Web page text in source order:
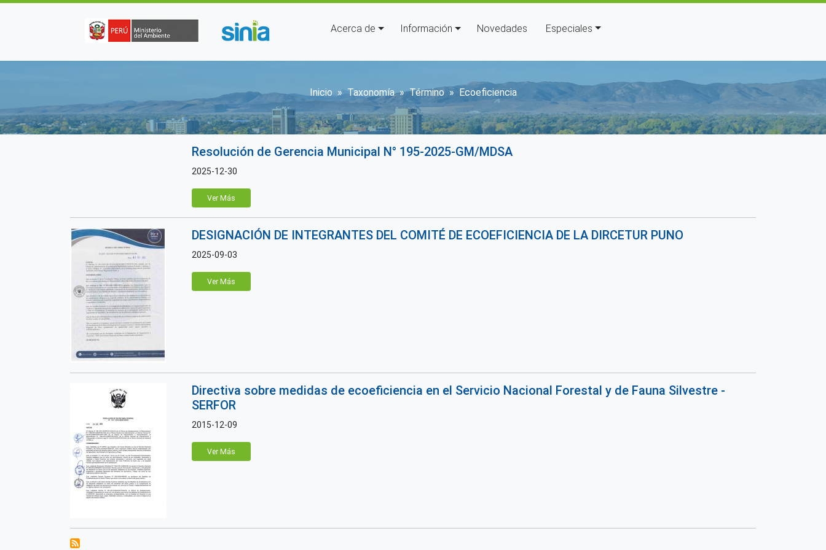
Navegación principal
Acerca de Información Novedades Especiales
Sobrescribir enlaces de ayuda a la navegación
Inicio Taxonomía Término Ecoeficiencia
Resolución de Gerencia Municipal N° 195-2025-GM/MDSA
2025-12-30
Ver Más
DESIGNACIÓN DE INTEGRANTES DEL COMITÉ DE ECOEFICIENCIA DE LA DIRCETUR PUNO
2025-09-03
Ver Más
Directiva sobre medidas de ecoeficiencia en el Servicio Nacional Forestal y de Fauna Silvestre -
SERFOR
2015-12-09
Ver Más